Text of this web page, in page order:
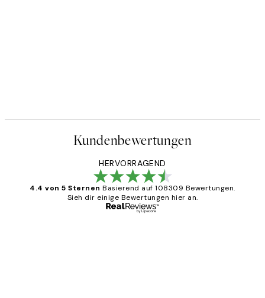
Kundenbewertungen
HERVORRAGEND
4.4 von 5 Sternen Basierend auf 108309 Bewertungen.
Sieh dir einige Bewertungen hier an.